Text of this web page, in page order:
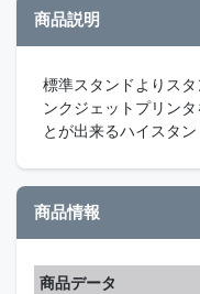
商品説明
標準スタンドよりス
ンクジェットプリン
とが出来るハイスタン
商品情報
商品データ